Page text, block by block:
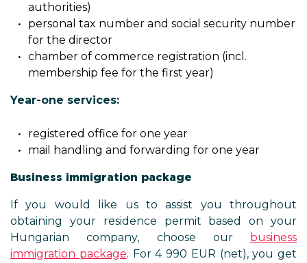
authorities)
personal tax number and social security number
for the director
chamber of commerce registration (incl.
membership fee for the first year)
Year-one services:
registered office for one year
mail handling and forwarding for one year
Business immigration package
If you would like us to assist you throughout
obtaining your residence permit based on your
Hungarian company, choose our business
immigration package. For 4 990 EUR (net), you get